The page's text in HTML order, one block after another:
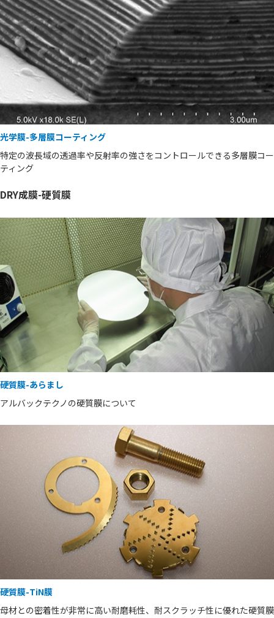
光学膜-多層膜コーティング
特定の波長域の透過率や反射率の強さをコントロールできる多層膜コー
ティング
DRY成膜-硬質膜
硬質膜-あらまし
アルバックテクノの硬質膜について
硬質膜-TiN膜
母材との密着性が非常に高い耐磨耗性、耐スクラッチ性に優れた硬質膜